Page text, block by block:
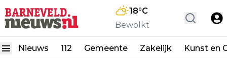
18°C
Bewolkt
Nieuws 112 Gemeente Zakelijk Kunst en